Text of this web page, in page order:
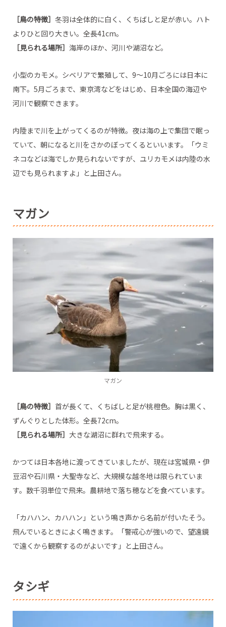
［鳥の特徴］ 冬羽は全体的に白く、くちばしと足が赤い。ハト
よりひと回り大きい。全長41cm。
［見られる場所］ 海岸のほか、河川や湖沼など。
小型のカモメ。シベリアで繁殖して、9～10月ごろには日本に
南下。5月ごろまで、東京湾などをはじめ、日本全国の海辺や
河川で観察できます。
内陸まで川を上がってくるのが特徴。夜は海の上で集団で眠っ
ていて、朝になると川をさかのぼってくるといいます。「ウミ
ネコなどは海でしか見られないですが、ユリカモメは内陸の水
辺でも見られますよ」と上田さん。
マガン
マガン
［鳥の特徴］ 首が長くて、くちばしと足が桃橙色。胸は黒く、
ずんぐりとした体形。全長72cm。
［見られる場所］ 大きな湖沼に群れで飛来する。
かつては日本各地に渡ってきていましたが、現在は宮城県・伊
豆沼や石川県・大聖寺など、大規模な越冬地は限られていま
す。数千羽単位で飛来。農耕地で落ち穂などを食べています。
「カハハン、カハハン」という鳴き声から名前が付いたそう。
飛んでいるときによく鳴きます。「警戒心が強いので、望遠鏡
で遠くから観察するのがよいです」と上田さん。
タシギ